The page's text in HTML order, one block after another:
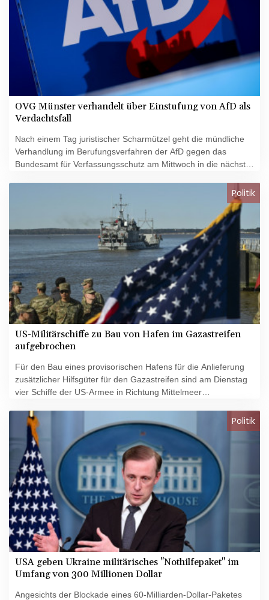
OVG Münster verhandelt über Einstufung von AfD als
Verdachtsfall
Nach einem Tag juristischer Scharmützel geht die mündliche
Verhandlung im Berufungsverfahren der AfD gegen das
Bundesamt für Verfassungsschutz am Mittwoch in die nächste
Oberverwaltungsgericht (OVG) in Münster geht es im Kern um
die Frage, ob die AfD als Gesamtpartei von den
Verfassungsschützern als rechtsextremistischer Verdachtsfall
geführt werden darf. Das Verwaltungsgericht Köln hatte im
März 2022 eine dagegen gerichtete Klage der AfD in erster
Instanz abgewiesen.
Politik
US-Militärschiffe zu Bau von Hafen im Gazastreifen
aufgebrochen
Für den Bau eines provisorischen Hafens für die Anlieferung
zusätzlicher Hilfsgüter für den Gazastreifen sind am Dienstag
vier Schiffe der US-Armee in Richtung Mittelmeer
Soldaten an Bord verließen sie den Stützpunkt Langley-Eustis
im US-Bundesstaat Virginia. In rund 30 Tagen sollen sie den
Gazastreifen erreichen.
Politik
USA geben Ukraine militärisches "Nothilfepaket" im
Umfang von 300 Millionen Dollar
Angesichts der Blockade eines 60-Milliarden-Dollar-Paketes